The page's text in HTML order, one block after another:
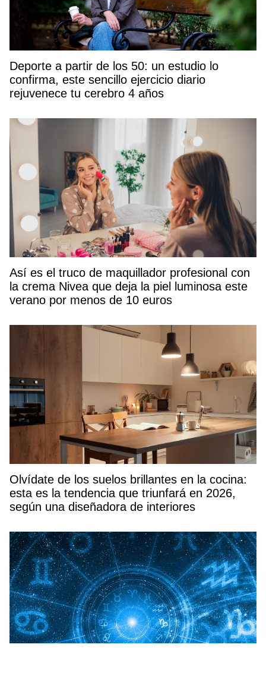
Deporte a partir de los 50: un estudio lo
confirma, este sencillo ejercicio diario
rejuvenece tu cerebro 4 años
Así es el truco de maquillador profesional con
la crema Nivea que deja la piel luminosa este
verano por menos de 10 euros
Olvídate de los suelos brillantes en la cocina:
esta es la tendencia que triunfará en 2026,
según una diseñadora de interiores